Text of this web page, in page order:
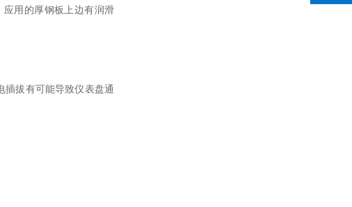
用的厚钢板上边有润滑
插拔有可能导致仪表盘通